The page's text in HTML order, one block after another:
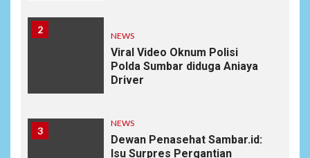
2
NEWS
Viral Video Oknum Polisi
Polda Sumbar diduga Aniaya
Driver
3
NEWS
Dewan Penasehat Sambar.id:
Isu Surpres Pergantian